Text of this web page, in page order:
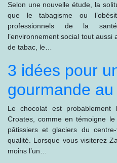
Selon une nouvelle étude, la
que le tabagisme ou
professionnels de la
l’environnement social tout
de tabac, le…
3 idées pour
gourmande
Le chocolat est probablement
Croates, comme en témoigne
pâtissiers et glaciers du
qualité. Lorsque vous visiterez
moins l’un…